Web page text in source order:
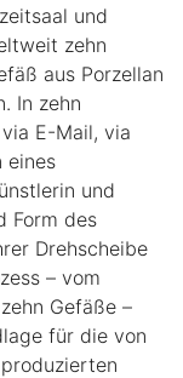
und
zehn
aus Porzellan
In zehn
E-Mail, via
eines
und
Form des
Drehscheibe
– vom
Gefäße –
für die von